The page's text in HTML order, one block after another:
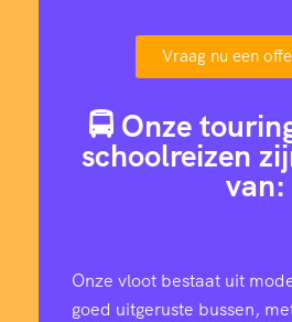
Vraag nu een
🚍 Onze
schoolreizen
van:
Onze vloot bestaat uit
goed uitgeruste bussen,